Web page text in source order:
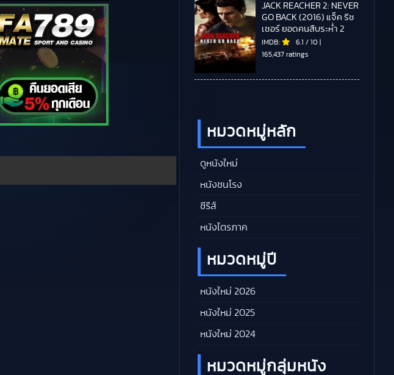
JACK REACHER 2: NEVER
GO BACK (2016) แจ็ค รีช
เชอร์ ยอดคนสืบระห่ำ 2
IMDB: 6.1 / 10 |
165,437 ratings
หมวดหมู่หลัก
ดูหนังใหม่
หนังชนโรง
ซีรีส์
หนังไตรภาค
หมวดหมู่ปี
หนังใหม่ 2026
หนังใหม่ 2025
หนังใหม่ 2024
หมวดหมู่กลุ่มหนัง